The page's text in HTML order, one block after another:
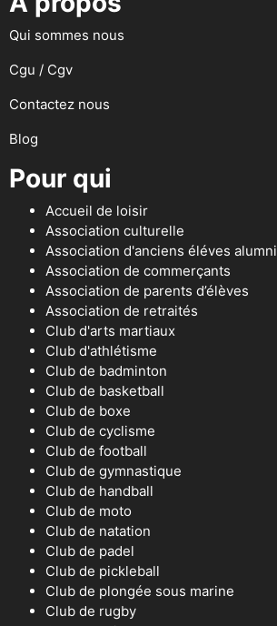
Qui sommes nous
Cgu / Cgv
Contactez nous
Blog
Pour qui
Accueil de loisir
Association culturelle
Association d'anciens éléves alumni
Association de commerçants
Association de parents d’élèves
Association de retraités
Club d'arts martiaux
Club d'athlétisme
Club de badminton
Club de basketball
Club de boxe
Club de cyclisme
Club de football
Club de gymnastique
Club de handball
Club de moto
Club de natation
Club de padel
Club de pickleball
Club de plongée sous marine
Club de rugby